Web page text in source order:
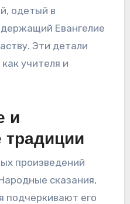
одетый в
Евангелие
Эти детали
учителя и
и
произведений
сказания,
подчеркивают его